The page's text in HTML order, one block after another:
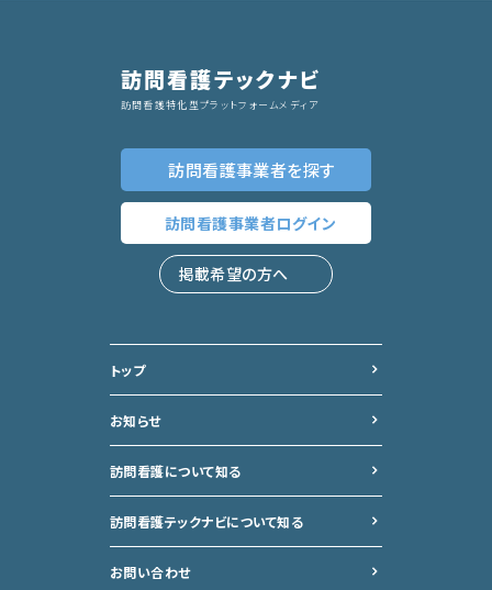
訪問看護テックナビ
訪問看護特化型プラットフォームメディア
訪問看護事業者を探す
訪問看護事業者ログイン
掲載希望の方へ
トップ
お知らせ
訪問看護について知る
訪問看護テックナビについて知る
お問い合わせ